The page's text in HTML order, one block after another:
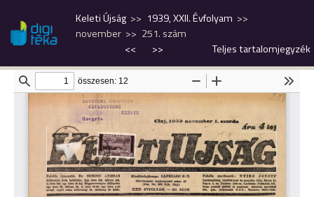
Keleti Újság
1939, XXII. Évfolyam
november
251. szám
<<
>> Teljes tartalomjegyzék